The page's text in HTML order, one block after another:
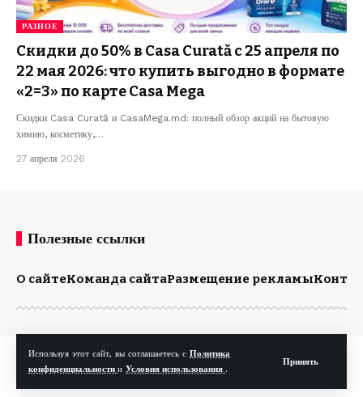
Используя этот сайт, вы соглашаетесь с Политика
конфиденциальности и Условия использования .
Принять
РАЗНОЕ
Скидки до 50% в Casa Curată с 25 апреля по
22 мая 2026: что купить выгодно в формате
«2=3» по карте Casa Mega
Скидки Casa Curată и CasaMega.md: полный обзор акций на бытовую
химию, косметику,…
27 апреля 2026
Полезные ссылки
О сайтеКоманда сайтаРазмещение рекламы
© Kp.md. Все права защищены.